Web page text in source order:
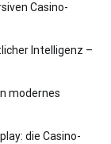
Casino-
Intelligenz –
modernes
die Casino-